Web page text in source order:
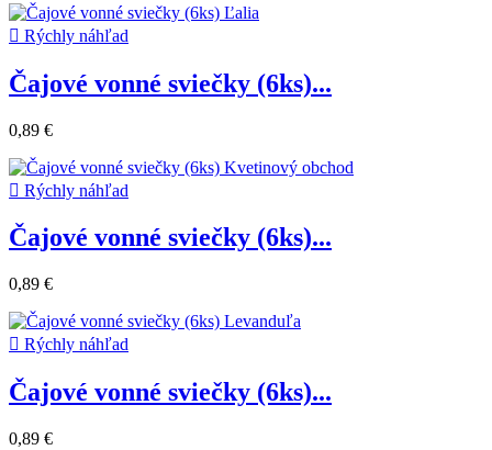
 Rýchly náhľad
Čajové vonné sviečky (6ks)...
0,89 €
 Rýchly náhľad
Čajové vonné sviečky (6ks)...
0,89 €
 Rýchly náhľad
Čajové vonné sviečky (6ks)...
0,89 €